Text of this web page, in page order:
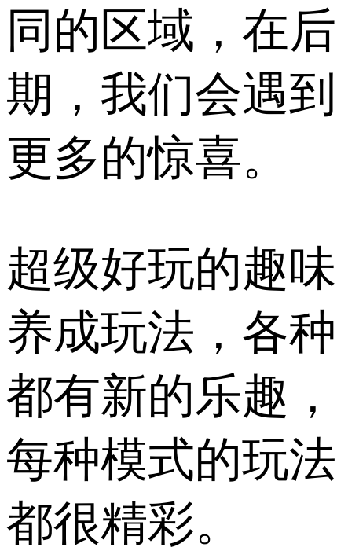
同的区域，在后
期，我们会遇到
更多的惊喜。
超级好玩的趣味
养成玩法，各种
都有新的乐趣，
每种模式的玩法
都很精彩。